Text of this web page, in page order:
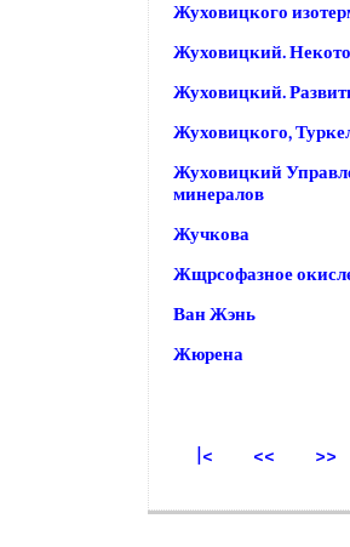
Жуховицкого
Жуховицкий.
Жуховицкий.
Жуховицкого,
Жуховицкий
минералов
Жучкова
Жщрсофазное
Ван Жэнь
Жюрена
|< << >>